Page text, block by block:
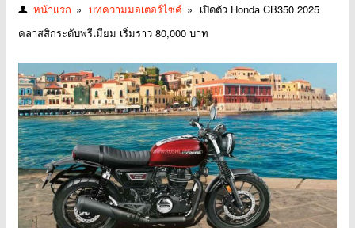
หน้าแรก » บทความมอเตอร์ไซค์ » เปิดตัว Honda CB350 2025
คลาสสิกระดับพรีเมียม เริ่มราว 80,000 บาท